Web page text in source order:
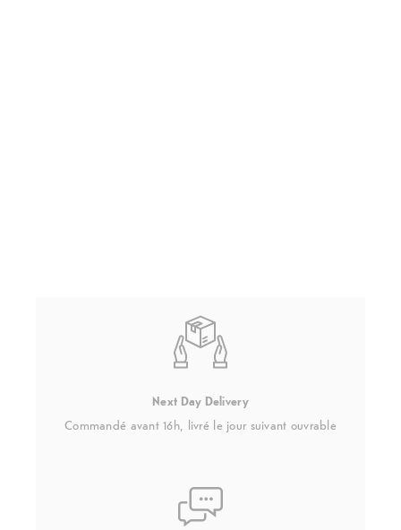
Next Day Delivery
Commandé avant 16h, livré le jour suivant ouvrable